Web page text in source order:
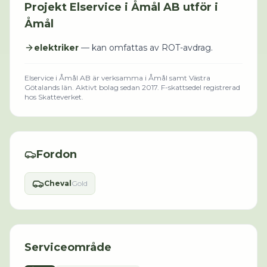
Projekt Elservice i Åmål AB utför i
Åmål
elektriker — kan omfattas av ROT-avdrag.
Elservice i Åmål AB är verksamma i Åmål samt Västra
Götalands län. Aktivt bolag sedan 2017. F-skattsedel registrerad
hos Skatteverket.
Fordon
Cheval Gold
Serviceområde